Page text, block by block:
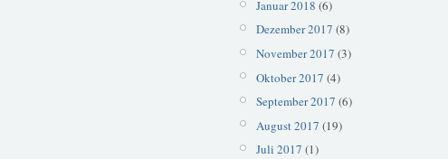
Januar 2018 (6)
Dezember 2017 (8)
November 2017 (3)
Oktober 2017 (4)
September 2017 (6)
August 2017 (19)
Juli 2017 (1)